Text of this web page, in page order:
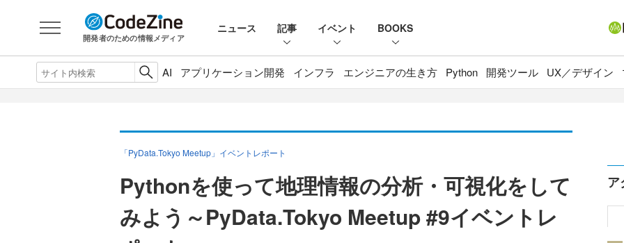
開発者のための情報メディア
ニュース 記事 イベント BOOKS
AI アプリケーション開発 インフラ エンジニアの生き方 Python 開発ツール UX／デザイン
「PyData.Tokyo Meetup」イベントレポート
Pythonを使って地理情報の分析・可視化をして
みよう～PyData.Tokyo Meetup #9イベントレ
ア